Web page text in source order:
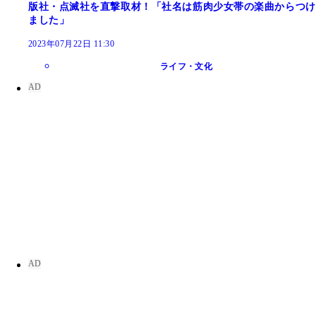
版社・点滅社を直撃取材！「社名は筋肉少女帯の楽曲からつけ
ました」
2023年07月22日 11:30
ライフ・文化